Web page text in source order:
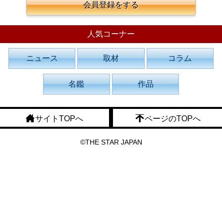
会員登録をする
人気コーナー
ニュース 取材 コラム
名鑑 作品
サイトTOPへ ページのTOPへ
©THE STAR JAPAN